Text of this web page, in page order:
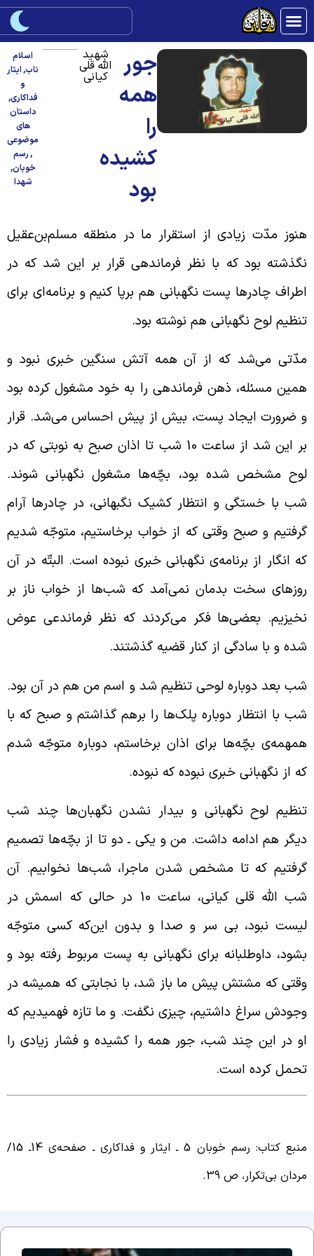
جور
همه
را
کشیده
بود
شهید
الله قلی
کیانی
اسلام
ناب,ایثار
فداکاری,
داستان
های
موضوعی
رسم
خوبان,
شهدا
مدّت زیادی از استقرار ما در منطقه مسلم‌بن‌عقیل
بود که با نظر فرماندهی قرار بر این شد که در
چادرها پست نگهبانی هم برپا کنیم و برنامه‌ای برای
لوح نگهبانی هم نوشته بود.
می‌شد که از آن همه آتش سنگین خبری نبود و
مسئله، ذهن فرماندهی را به خود مشغول کرده بود
ضرورت ایجاد پست، بیش از پیش احساس می‌شد. قرار
بر این شد از ساعت 10 شب تا اذان صبح به نوبتی که در
مشخص شده بود، بچّه‌ها مشغول نگهبانی شوند.
با خستگی و انتظار کشیک نگبهانی، در چادرها آرام
و صبح وقتی که از خواب برخاستیم، متوجّه شدیم
انگار از برنامه‌ی نگهبانی خبری نبوده است. البتّه در آن
سخت بدمان نمی‌آمد که شب‌ها از خواب ناز بر
بعضی‌ها فکر می‌کردند که نظر فرماندعی عوض
و با سادگی از کنار قضیه گذشتند.
بعد دوباره لوحی تنظیم شد و اسم من هم در آن بود.
با انتظار دوباره پلک‌ها را برهم گذاشتم و صبح که با
بچّه‌ها برای اذان برخاستم، دوباره متوجّه شدم
از نگهبانی خبری نبوده که نبوده.
لوح نگهبانی و بیدار نشدن نگهبان‌ها چند شب
هم ادامه داشت. من و یکی ـ دو تا از بچّه‌ها تصمیم
که تا مشخص شدن ماجرا، شب‌ها نخوابیم. آن
شب الله قلی کیانی، ساعت 10 در حالی که اسمش در
نبود،‌ بی سر و صدا و بدون این‌که کسی متوجّه
داوطلبانه برای نگهبانی به پست مربوط رفته بود و
که مشتش پیش ما باز شد، با نجابتی که همیشه در
سراغ داشتیم، چیزی نگفت. و ما تازه فهمیدیم که
در این چند شب، جور همه را کشیده و فشار زیادی را
کرده است.
کتاب: رسم خوبان 5 ـ ایثار و فداکاری ـ صفحه‌ی 14ـ 15/
بی‌تکرار، ص 39.